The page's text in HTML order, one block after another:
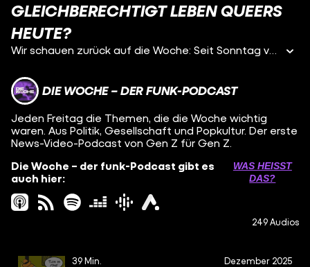
GLEICHBERECHTIGT LEBEN QUEERS
HEUTE?
Wir schauen zurück auf die Woche: Seit Sonntag verhandelt die Ampelregierung über den Haushalt 2025. Und gerade werden die Stimmen immer lauter, die sagen: Es ist gar nicht so unwahrscheinlich, dass sie daran zerbricht. Woran liegt das? Und wie wahrscheinlich ist es wirklich, dass sich die Regierung auflöst und es zu Neuwahlen kommt? Das erklärt uns Nicole Kohnert aus dem ARD-Hauptstadtstudio in Berlin. Außerdem sprechen wir über die Aktion vom YouTuber Marvin Wildhage. Der hat sich als Maskottchen verkleidet und ins EM-Stadion geschmuggelt. Was sagt das über die Sicherheitsbedingungen bei den Spielen aus? Der Sicherheitsexperte Hans-Jakob Schindler von der Organisation Counter Extremism ordnet das für uns ein. Und wir nehmen den Pride Month Juni zum Anlass, mal zu fragen: Wie gleichberechtigt leben queere Menschen heute eigentlich in Deutschland? Oska Jacobs, Vorstandmitglied vom Lambda Bundesverband, gibt uns einen Überblick. - Top Tagesschau-Posts mit den meisten Interaktionen EM-Traumstart für Deutschland (01:04) Angriff auf zwei ghanaische Mädchen in Grevesmühlen (03:08) Wo Urlaub in Europa günstig ist (06:42) Demos gegen rechts in Frankreich (07:44) - Haushaltsverhandlungen 2025: Wird die Ampel daran zerbrechen? (09:35) Gespräch mit Nicole Kohnert aus dem ARD-Hauptstadtstudio in Berlin - Klimagruppe Ende Gelände extremistischer Verdachtsfall (17:37) - Marvin Wildhages Maskottchen-Aktion (19:54) Mit Einschätzung vom Sicherheitsexperten Hans-Jakob Schindler von der Organisation Counter Extremism - Pride Month: Wie gleichberechtigt leben queere Menschen heute in Deutschland? (26:21) Gespräch mit Oska Jacobs, Vorstandsmitglied vom Lambda Bundesverband - Kurzkurznews (32:55) Rekord-Kokainfund Hitzetote bei der Pilgerfahrt Hadsch Dänische Herren-Fußballnationalmannschaft verweigert Gehaltserhöhung - Ausblick auf die nächste Woche (35:27) Herren-Fußball-EM Meta nutzt Insta- und Facebook-Beiträge doch nicht für KI-Training - Feedback und Fragen könnt ihr uns immer per DM auf Insta schicken: https://www.instagram.com/funk/ - Unsere Quellen findet ihr hier: https://docs.google.com/document/d/1nlO0jsN-z-_3vnNj6k4KJmUzihrUEHz1j1xizAMZdAk/edit?usp=sharing - Moderation: Leo Braun, Berit Ström Redaktion: Berit Ström, Julika Kott, Nora Scharmberg Redaktion funk: Leo Braun, Magdalena Stefely Ton: Tim Schmutzler Produktion: Skip Intro im Auftrag von funk - Redaktionsschluss: Freitag, 21. Juni 2024, 9:30 Uhr
DIE WOCHE – DER FUNK-PODCAST
Jeden Freitag die Themen, die die Woche wichtig
waren. Aus Politik, Gesellschaft und Popkultur. Der erste
News-Video-Podcast von Gen Z für Gen Z.
Die Woche – der funk-Podcast gibt es
auch hier:
WAS HEISST D
AS?
249 Audios
39 Min. Dezember 2025